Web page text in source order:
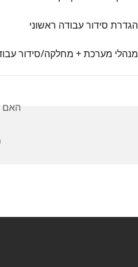
הגדרת סידור עבודה ראשוני
מנהלי מערכת + מחלקה/סידור
האם